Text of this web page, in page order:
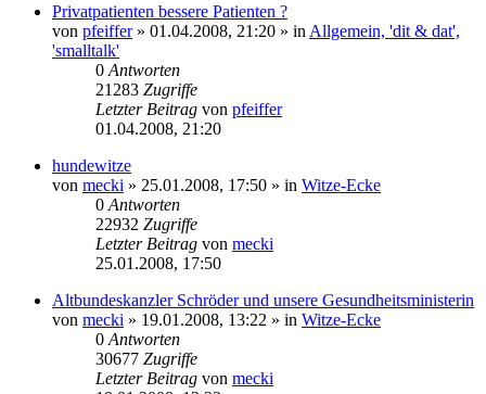
Privatpatienten bessere Patienten ?
von pfeiffer» 01.04.2008, 21:20 » in Allgemein, 'dit & dat',
'smalltalk'
0 Antworten
21283 Zugriffe
Letzter Beitrag von pfeiffer
01.04.2008, 21:20
hundewitze
von mecki » 25.01.2008, 17:50 » in Witze-Ecke
0 Antworten
22932 Zugriffe
Letzter Beitrag von mecki
25.01.2008, 17:50
Altbundeskanzler Schröder und unsere Gesundheitsministerin
von mecki » 19.01.2008, 13:22 » in Witze-Ecke
0 Antworten
30677 Zugriffe
Letzter Beitrag von mecki